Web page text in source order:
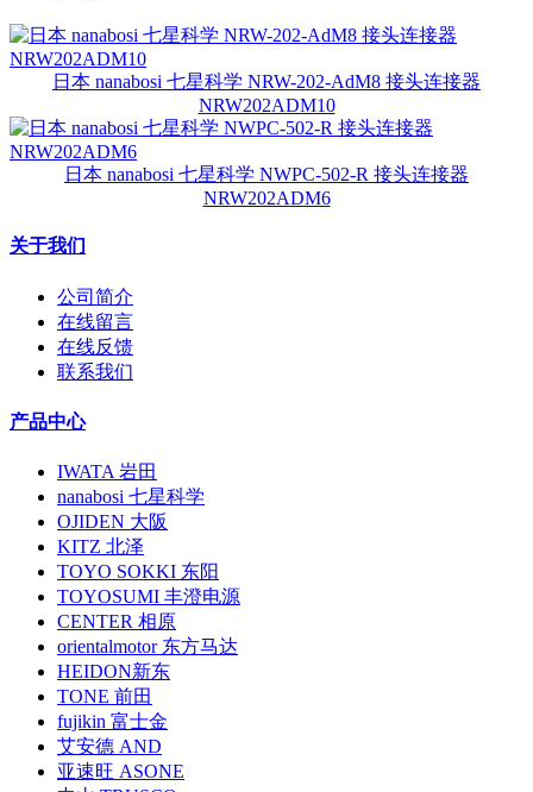
日本 nanabosi 七星科学 NRW-202-AdM8 接头连接器
NRW202ADM10
日本 nanabosi 七星科学 NWPC-502-R 接头连接器
NRW202ADM6
关于我们
公司简介
在线留言
在线反馈
联系我们
产品中心
IWATA 岩田
nanabosi 七星科学
OJIDEN 大阪
KITZ 北泽
TOYO SOKKI 东阳
TOYOSUMI 丰澄电源
CENTER 相原
orientalmotor 东方马达
HEIDON新东
TONE 前田
fujikin 富士金
艾安德 AND
亚速旺 ASONE